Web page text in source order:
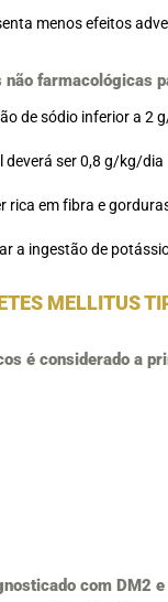
menos efeitos
não farmacológicas
de sódio inferior a 2
deverá ser 0,8 g/kg/dia
rica em fibra e
a ingestão de
MELLITUS
é considerado a
com DM2